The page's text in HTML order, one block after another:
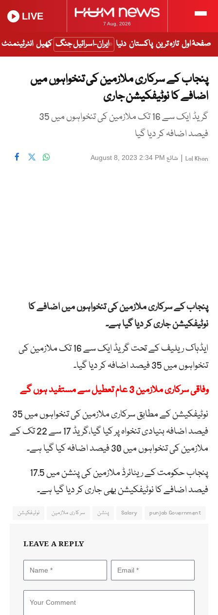
7 Aug, 2026
LIVE
صفحۂ اول تازہ ترین پاکستان دنیا ایران-اسرائیل جنگ کھیل انٹرٹینمنٹ
پنجاب کے سرکاری ملازمین کی تنخواہوں میں
اضافے کا نوٹیفکیشن جاری
گریڈ ایک سے 16 تک ملازمین کی تنخواہوں میں 35
فیصد اضافہ کر دیا گیا
Lal Khan
| شائع August 8, 2023 2:34 PM
پنجاب کے سرکاری ملازمین کی تنخواہوں میں اضافے کا
نوٹیفکیشن جاری کر دیا گیا ہے۔
ایڈہاک ریلیف کے تحت گریڈ ایک سے 16 تک ملازمین کی
تنخواہوں میں 35 فیصد اضافہ کر دیا گیا۔
وفاقی سرکاری ملازمین 3 عام تعطیل سے مستفید ہوں گے
نوٹیفکیشن کے مطابق سرکاری ملازمین کی تنخواہوں میں 35
فیصد اضافہ بنیادی تنخواہ پر کیا گیا،گریڈ 17 سے 22 تک کے
ملازمین کی تنخواہوں میں 30 فیصد اضافہ کیا گیا ہے۔
پنجاب حکومت کے ریٹائرڈ ملازمین کی پنشن میں 17.5
فیصد اضافے کا نوٹیفکیشن بھی جاری کر دیا گیا ہے۔
punjab Government
Salary پنشن سرکاری ملازمین نوٹیفکیشن
LEAVE A REPLY